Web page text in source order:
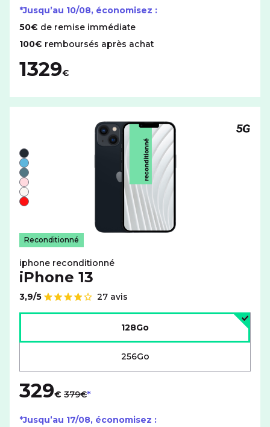
*Jusqu’au 10/08, économisez :
50€ de remise immédiate
100€ remboursés après achat
1329€
Liste de couleurs disponibles pour le iPhone
Noir
Bleu
Vert
Rose
Blanc
Rouge
Reconditionné
iphone reconditionné
iPhone 13
Note de
3,9/5
27 avis
128Go
256Go
329€ 379€
*Jusqu’au 17/08, économisez :